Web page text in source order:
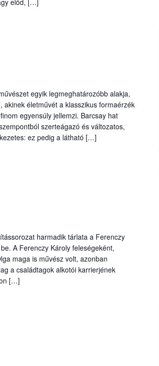
egyik legmeghatározóbb alakja,
akinek életművét a klasszikus formaérzék
egyensúly jellemzi. Barcsay hat
szerteágazó és változatos,
ez pedig a látható […]
harmadik tárlata a Ferenczy
A Ferenczy Károly feleségeként,
maga is művész volt, azonban
a családtagok alkotói karrierjének
[…]